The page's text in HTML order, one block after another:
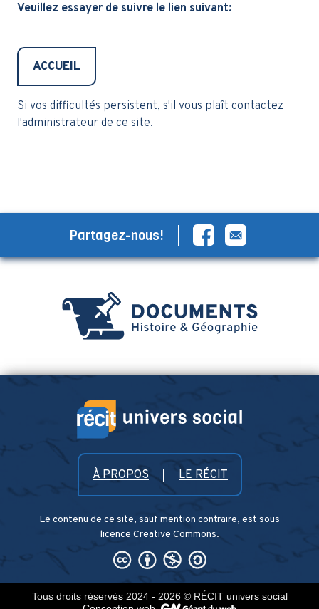
Veuillez essayer de suivre le lien suivant:
ACCUEIL
Si vos difficultés persistent, s'il vous plaît contactez
l'administrateur de ce site.
À PROPOS LE RÉCIT
Le contenu de ce site, sauf mention contraire, est sous
licence Creative Commons.
Partagez-nous!
Tous droits réservés 2024 - 2026 © RÉCIT univers social